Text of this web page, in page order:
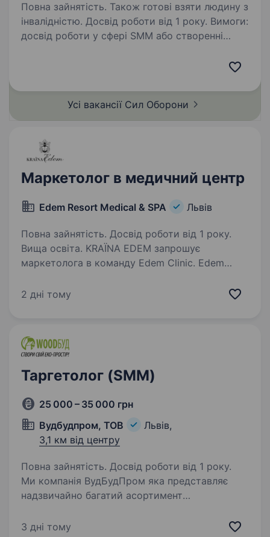
Повна зайнятість. Також готові взяти людину з
інвалідністю. Досвід роботи від 1 року. Вимоги:
досвід роботи у сфері SMM або створенні
та розуміння алгоритмів Facebook, Instagram,…
Усі вакансії Сил Оборони
Маркетолог в медичний центр
Edem Resort Medical & SPA Львів
Повна зайнятість. Досвід роботи від 1 року.
Вища освіта. KRAЇNA EDEM запрошує
маркетолога в команду Edem Clinic. Edem
палацово-парковий комплекс, розташований
2 дні тому
Таргетолог (SMM)
25 000 – 35 000 грн
Вудбудпром, ТОВ
Львів,
3,1 км від центру
Повна зайнятість. Досвід роботи від 1 року.
Ми компанія ВудБудПром яка представляє
надзвичайно багатий асортимент
лаки, масла, віск і багато іншого). У нас амбітні
3 дні тому